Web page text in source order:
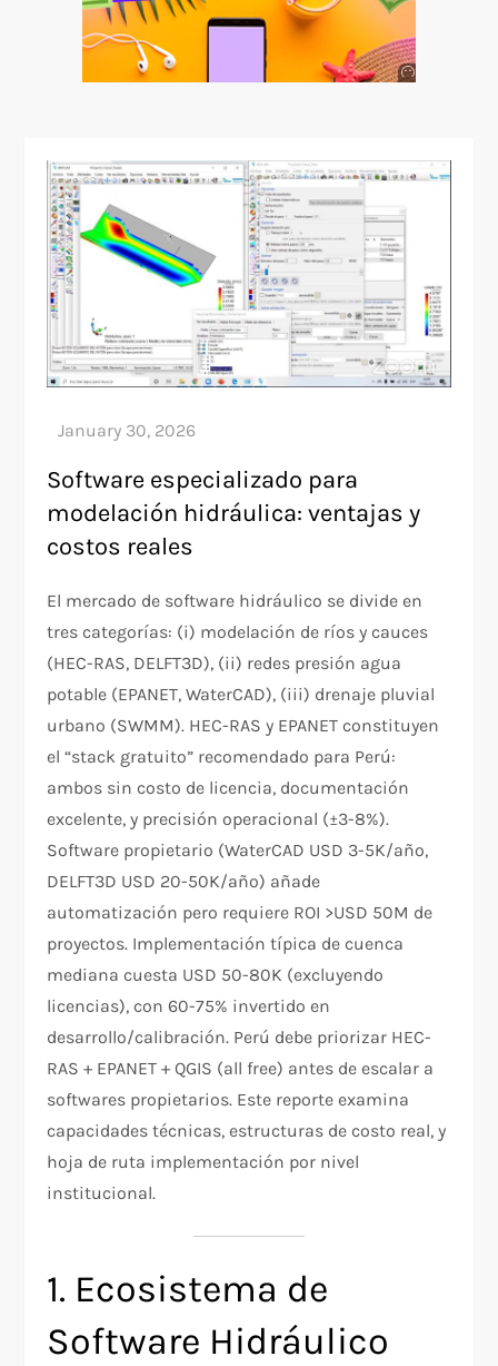
Software especializado para
modelación hidráulica: ventajas y
costos reales
El mercado de software hidráulico se divide en
tres categorías: (i) modelación de ríos y cauces
(HEC-RAS, DELFT3D), (ii) redes presión agua
potable (EPANET, WaterCAD), (iii) drenaje pluvial
urbano (SWMM). HEC-RAS y EPANET constituyen
el “stack gratuito” recomendado para Perú:
ambos sin costo de licencia, documentación
excelente, y precisión operacional (±3-8%).
Software propietario (WaterCAD USD 3-5K/año,
DELFT3D USD 20-50K/año) añade
automatización pero requiere ROI >USD 50M de
proyectos. Implementación típica de cuenca
mediana cuesta USD 50-80K (excluyendo
licencias), con 60-75% invertido en
desarrollo/calibración. Perú debe priorizar HEC-
RAS + EPANET + QGIS (all free) antes de escalar a
softwares propietarios. Este reporte examina
capacidades técnicas, estructuras de costo real, y
hoja de ruta implementación por nivel
institucional.
1. Ecosistema de
Software Hidráulico